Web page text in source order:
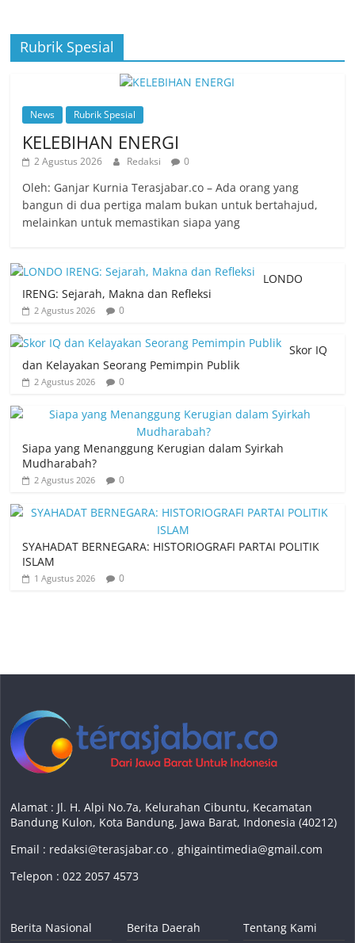
Rubrik Spesial
News Rubrik Spesial
KELEBIHAN ENERGI
2 Agustus 2026 Redaksi 0
Oleh: Ganjar Kurnia Terasjabar.co – Ada orang yang
bangun di dua pertiga malam bukan untuk bertahajud,
melainkan untuk memastikan siapa yang
LONDO
IRENG: Sejarah, Makna dan Refleksi
2 Agustus 2026 0
Skor IQ
dan Kelayakan Seorang Pemimpin Publik
2 Agustus 2026 0
Siapa yang Menanggung Kerugian dalam Syirkah
Mudharabah?
2 Agustus 2026 0
SYAHADAT BERNEGARA: HISTORIOGRAFI PARTAI POLITIK
ISLAM
1 Agustus 2026 0
Alamat : Jl. H. Alpi No.7a, Kelurahan Cibuntu, Kecamatan
Bandung Kulon, Kota Bandung, Jawa Barat, Indonesia (40212)
Email : redaksi@terasjabar.co ,ghigaintimedia@gmail.com
Telepon : 022 2057 4573
Berita Nasional Berita Daerah Tentang Kami